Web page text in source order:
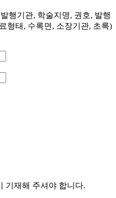
행기관, 학술지명, 권호, 발행
형태, 수록면, 소장기관, 초록)
기재해 주셔야 합니다.